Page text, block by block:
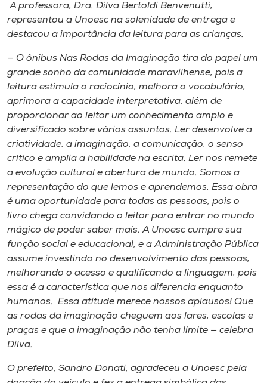
A professora, Dra. Dilva Bertoldi Benvenutti,
representou a Unoesc na solenidade de entrega e
destacou a importância da leitura para as crianças.
— O ônibus Nas Rodas da Imaginação tira do papel um
grande sonho da comunidade maravilhense, pois a
leitura estimula o raciocínio, melhora o vocabulário,
aprimora a capacidade interpretativa, além de
proporcionar ao leitor um conhecimento amplo e
diversificado sobre vários assuntos. Ler desenvolve a
criatividade, a imaginação, a comunicação, o senso
crítico e amplia a habilidade na escrita. Ler nos remete
a evolução cultural e abertura de mundo. Somos a
representação do que lemos e aprendemos. Essa obra
é uma oportunidade para todas as pessoas, pois o
livro chega convidando o leitor para entrar no mundo
mágico de poder saber mais. A Unoesc cumpre sua
função social e educacional, e a Administração Pública
assume investindo no desenvolvimento das pessoas,
melhorando o acesso e qualificando a linguagem, pois
essa é a característica que nos diferencia enquanto
humanos. Essa atitude merece nossos aplausos! Que
as rodas da imaginação cheguem aos lares, escolas e
praças e que a imaginação não tenha limite — celebra
Dilva.
O prefeito, Sandro Donati, agradeceu a Unoesc pela